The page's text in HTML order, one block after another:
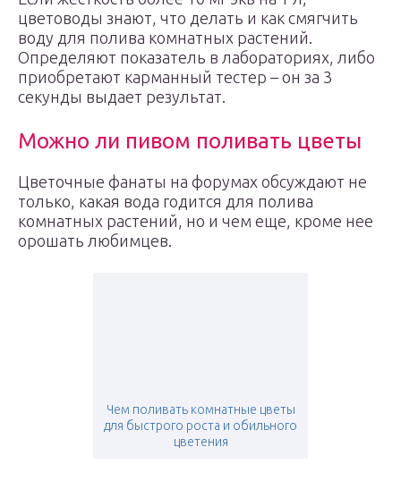
цветоводы знают, что делать и как смягчить
воду для полива комнатных растений.
Определяют показатель в лабораториях, либо
приобретают карманный тестер – он за 3
секунды выдает результат.
Можно ли пивом поливать цветы
Цветочные фанаты на форумах обсуждают не
только, какая вода годится для полива
комнатных растений, но и чем еще, кроме нее
орошать любимцев.
Чем поливать комнатные цветы
для быстрого роста и обильного
цветения